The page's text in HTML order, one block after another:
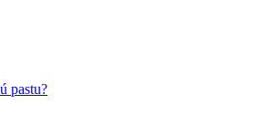
pastu?